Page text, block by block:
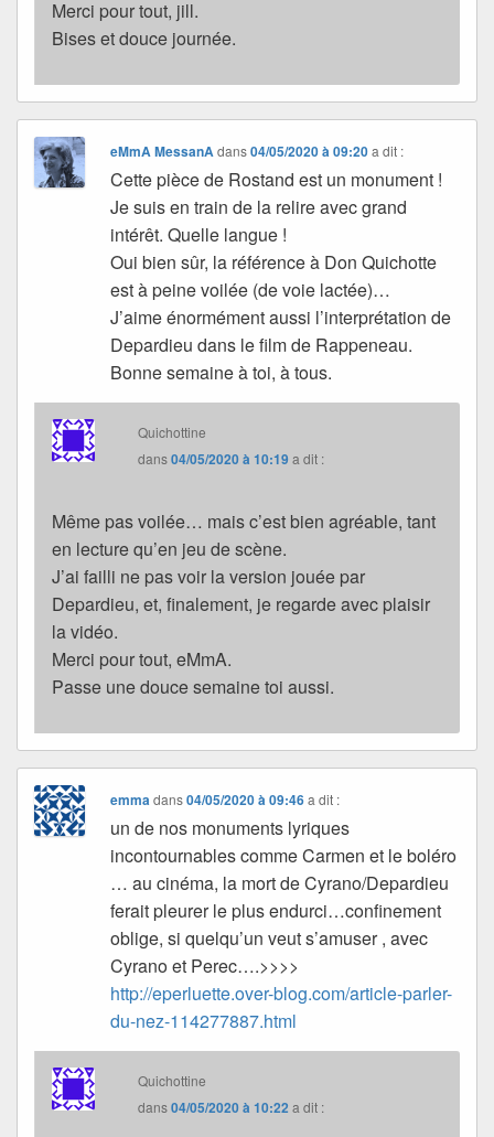
Merci pour tout, jill.
Bises et douce journée.
eMmA MessanAdans04/05/2020 à 09:20 a dit :
Cette pièce de Rostand est un monument !
Je suis en train de la relire avec grand
intérêt. Quelle langue !
Oui bien sûr, la référence à Don Quichotte
est à peine voilée (de voie lactée)…
J’aime énormément aussi l’interprétation de
Depardieu dans le film de Rappeneau.
Bonne semaine à toi, à tous.
Quichottine
dans04/05/2020 à 10:19a dit :
Même pas voilée… mais c’est bien agréable, tant
en lecture qu’en jeu de scène.
J’ai failli ne pas voir la version jouée par
Depardieu, et, finalement, je regarde avec plaisir
la vidéo.
Merci pour tout, eMmA.
Passe une douce semaine toi aussi.
emmadans04/05/2020 à 09:46 a dit :
un de nos monuments lyriques
incontournables comme Carmen et le boléro
… au cinéma, la mort de Cyrano/Depardieu
ferait pleurer le plus endurci…confinement
oblige, si quelqu’un veut s’amuser , avec
Cyrano et Perec….>>>>
http://eperluette.over-blog.com/article-parler-
du-nez-114277887.html
Quichottine
dans04/05/2020 à 10:22 a dit :